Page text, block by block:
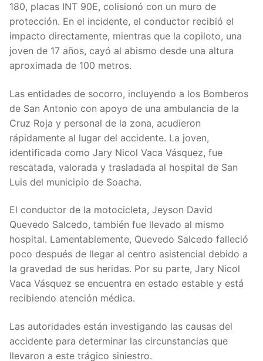
180, placas INT 90E, colisionó con un muro de
protección. En el incidente, el conductor recibió el
impacto directamente, mientras que la copiloto, una
joven de 17 años, cayó al abismo desde una altura
aproximada de 100 metros.
Las entidades de socorro, incluyendo a los Bomberos
de San Antonio con apoyo de una ambulancia de la
Cruz Roja y personal de la zona, acudieron
rápidamente al lugar del accidente. La joven,
identificada como Jary Nicol Vaca Vásquez, fue
rescatada, valorada y trasladada al hospital de San
Luis del municipio de Soacha.
El conductor de la motocicleta, Jeyson David
Quevedo Salcedo, también fue llevado al mismo
hospital. Lamentablemente, Quevedo Salcedo falleció
poco después de llegar al centro asistencial debido a
la gravedad de sus heridas. Por su parte, Jary Nicol
Vaca Vásquez se encuentra en estado estable y está
recibiendo atención médica.
Las autoridades están investigando las causas del
accidente para determinar las circunstancias que
llevaron a este trágico siniestro.